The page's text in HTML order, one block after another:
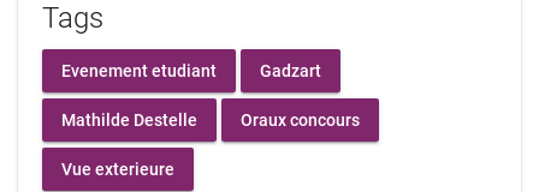
Tags
Evenement etudiant Gadzart
Mathilde Destelle Oraux concours
Vue exterieure